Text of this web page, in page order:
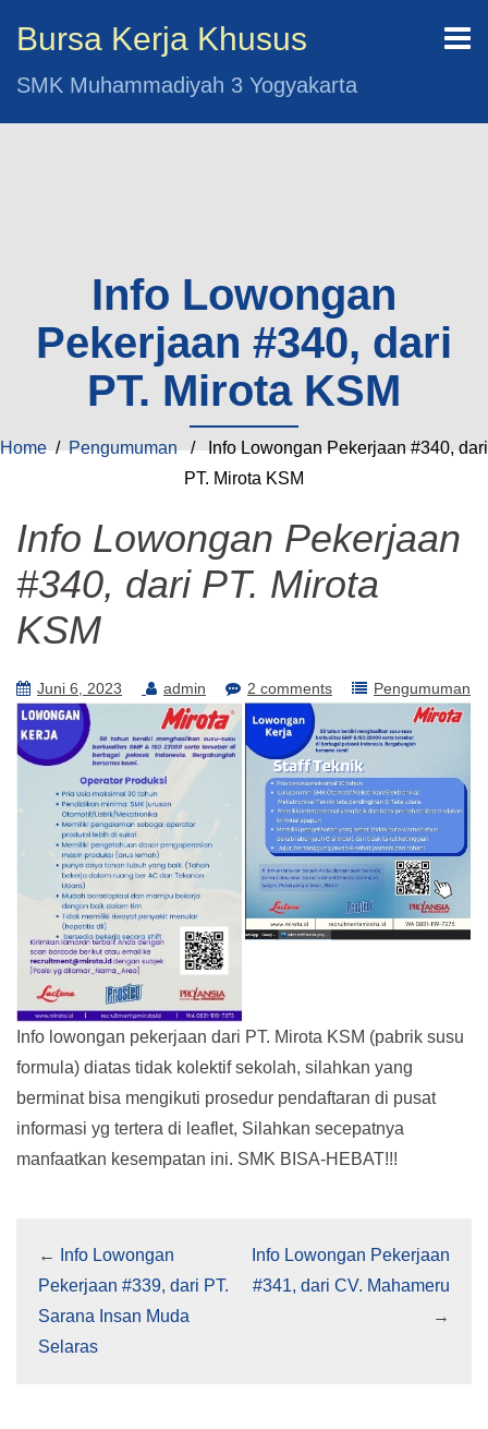
Bursa Kerja Khusus
SMK Muhammadiyah 3 Yogyakarta
Info Lowongan
Pekerjaan #340, dari
PT. Mirota KSM
Home/Pengumuman/ Info Lowongan Pekerjaan #340, dari
PT. Mirota KSM
Info Lowongan Pekerjaan
#340, dari PT. Mirota
KSM
Juni 6, 2023 admin 2 comments Pengumuman
Info lowongan pekerjaan dari PT. Mirota KSM (pabrik susu
formula) diatas tidak kolektif sekolah, silahkan yang
berminat bisa mengikuti prosedur pendaftaran di pusat
informasi yg tertera di leaflet, Silahkan secepatnya
manfaatkan kesempatan ini. SMK BISA-HEBAT!!!
←
Info Lowongan
Pekerjaan #339, dari PT.
Sarana Insan Muda
Selaras
Info Lowongan Pekerjaan
#341, dari CV. Mahameru
→